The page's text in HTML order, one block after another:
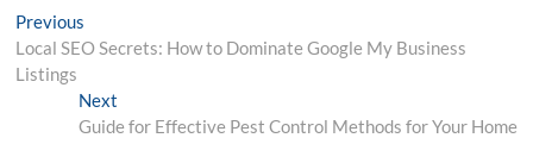
Post
navigation
Previous
post:
Local SEO Secrets: How to Dominate Google My Business
Listings
NextNext
post:
Guide for Effective Pest Control Methods for Your Home